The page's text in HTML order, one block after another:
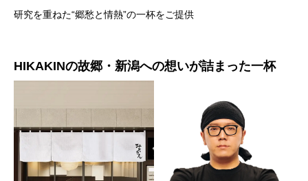
研究を重ねた“郷愁と情熱”の一杯をご提供
HIKAKINの故郷・新潟への想いが詰まった一杯